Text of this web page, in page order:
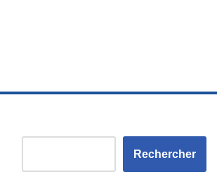
Rechercher